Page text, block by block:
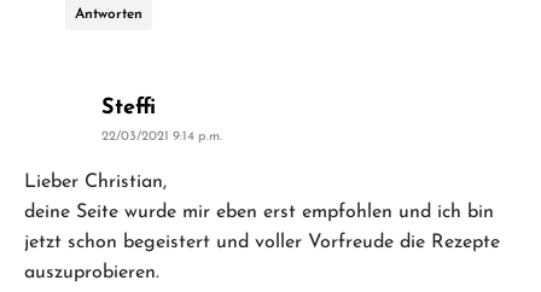
Antworten
Steffi
22/03/2021 9:14 p.m.
Lieber Christian,
deine Seite wurde mir eben erst empfohlen und ich bin
jetzt schon begeistert und voller Vorfreude die Rezepte
auszuprobieren.